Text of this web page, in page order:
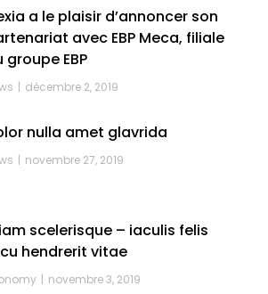
a le plaisir d’annoncer son
avec EBP Meca, filiale
groupe EBP
décembre 2, 2019
nulla amet glavrida
novembre 27, 2019
scelerisque – iaculis felis
hendrerit vitae
novembre 3, 2019